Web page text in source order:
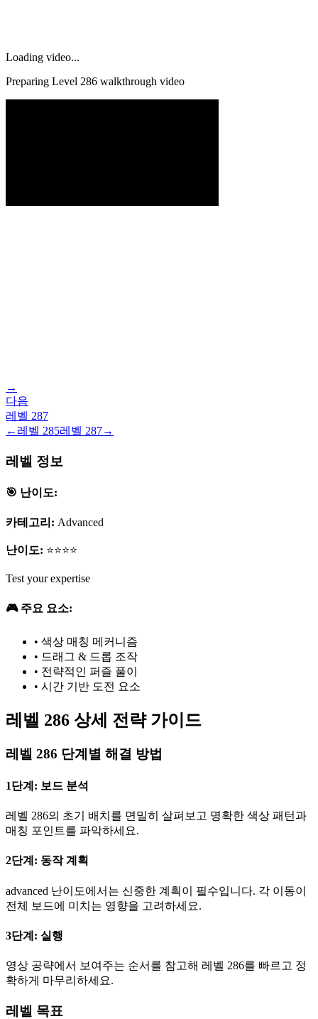
Loading video...
Preparing Level 286 walkthrough video
→
다음
레벨 287
← 레벨 285레벨 287→
레벨 정보
🎯 난이도:
카테고리: Advanced
난이도: ⭐⭐⭐⭐
Test your expertise
🎮 주요 요소:
• 색상 매칭 메커니즘
• 드래그 & 드롭 조작
• 전략적인 퍼즐 풀이
• 시간 기반 도전 요소
레벨 286 상세 전략 가이드
레벨 286 단계별 해결 방법
1단계: 보드 분석
레벨 286의 초기 배치를 면밀히 살펴보고 명확한 색상 패턴과
매칭 포인트를 파악하세요.
2단계: 동작 계획
advanced 난이도에서는 신중한 계획이 필수입니다. 각 이동이
전체 보드에 미치는 영향을 고려하세요.
3단계: 실행
영상 공략에서 보여주는 순서를 참고해 레벨 286를 빠르고 정
확하게 마무리하세요.
레벨 목표